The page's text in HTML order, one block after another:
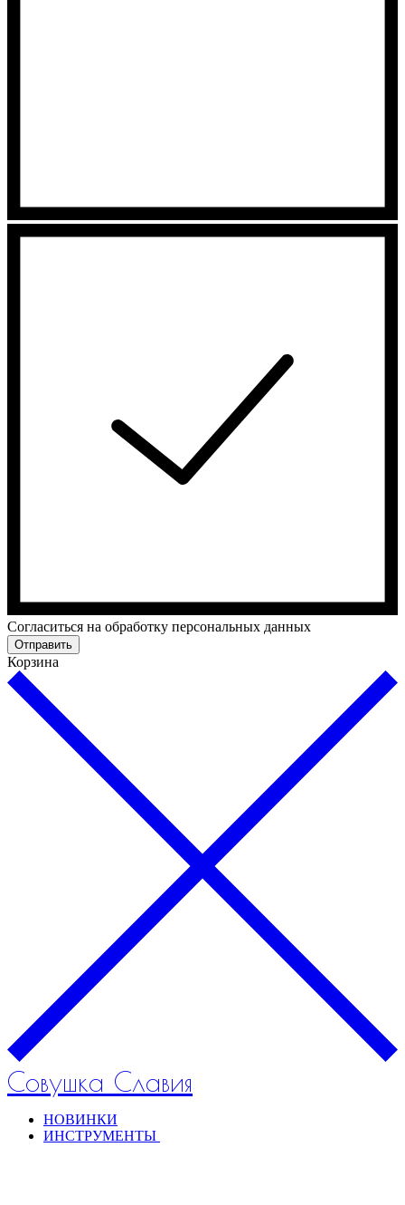
Cогласиться на обработку персональных данных
Отправить
Корзина
Совушка Славия
НОВИНКИ
ИНСТРУМЕНТЫ